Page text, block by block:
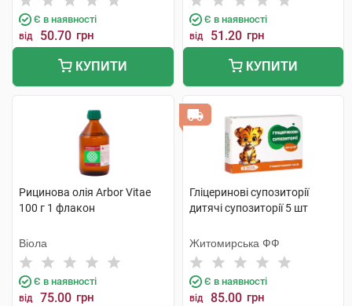
Є в наявності
від 50.70 грн
КУПИТИ
Є в наявності
від 51.20 грн
КУПИТИ
Рицинова олія Arbor Vitae
100 г 1 флакон
Віола
Є в наявності
від 75.00 грн
Гліцеринові супозиторії
дитячі супозиторії 5 шт
Житомирська ФФ
Є в наявності
від 85.00 грн